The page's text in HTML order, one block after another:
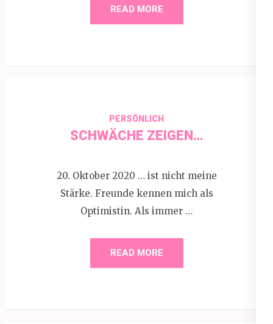
READ MORE
PERSÖNLICH
SCHWÄCHE ZEIGEN…
20. Oktober 2020 … ist nicht meine
Stärke. Freunde kennen mich als
Optimistin. Als immer …
READ MORE